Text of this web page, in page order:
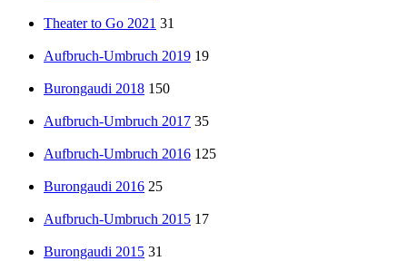
Theater to Go 2021 31
Aufbruch-Umbruch 2019 19
Burongaudi 2018 150
Aufbruch-Umbruch 2017 35
Aufbruch-Umbruch 2016 125
Burongaudi 2016 25
Aufbruch-Umbruch 2015 17
Burongaudi 2015 31